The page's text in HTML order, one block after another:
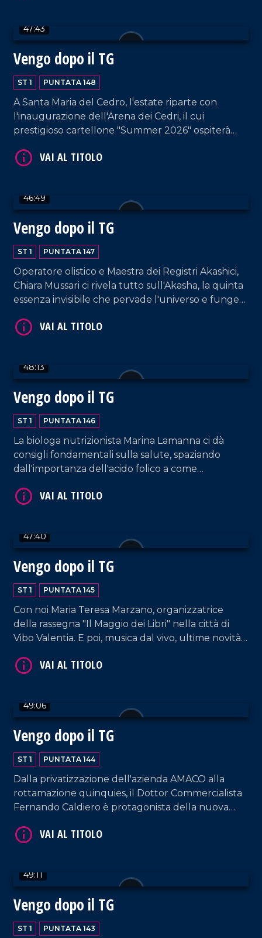
la psicoterapeuta Maria Laura Falduto e la biologa
nutrizionista Maura Sicari. Conduzione a cura di
Rossella Galati e Francesco Occhiuzzi.
47:43
Vengo dopo il TG
ST 1 PUNTATA 148
A Santa Maria del Cedro, l'estate riparte con
l'inaugurazione dell'Arena dei Cedri, il cui
prestigioso cartellone "Summer 2026" ospiterà
Pooh. Francesco Occhiuzzi ospita il Direttore
46:49
Vengo dopo il TG
ST 1 PUNTATA 147
Operatore olistico e Maestra dei Registri Akashici,
Chiara Mussari ci rivela tutto sull'Akasha, la quinta
essenza invisibile che pervade l'universo e funge
parola ed evento della storia.
48:13
Vengo dopo il TG
ST 1 PUNTATA 146
La biologa nutrizionista Marina Lamanna ci dà
consigli fondamentali sulla salute, spaziando
dall'importanza dell'acido folico a come
dal nostro salotto.
47:40
Vengo dopo il TG
ST 1 PUNTATA 145
Con noi Maria Teresa Marzano, organizzatrice
della rassegna "Il Maggio dei Libri" nella città di
Vibo Valentia. E poi, musica dal vivo, ultime novità
salotto pomeridiano.
49:06
Vengo dopo il TG
ST 1 PUNTATA 144
Dalla privatizzazione dell'azienda AMACO alla
rottamazione quinquies, il Dottor Commercialista
Fernando Caldiero è protagonista della nuova
49:11
Vengo dopo il TG
ST 1 PUNTATA 143
VAI AL TITOLO
VAI AL TITOLO
VAI AL TITOLO
VAI AL TITOLO
VAI AL TITOLO
VAI AL TITOLO